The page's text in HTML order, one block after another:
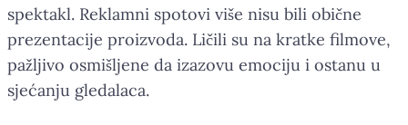
spektakl. Reklamni spotovi više nisu bili obične
prezentacije proizvoda. Ličili su na kratke filmove,
pažljivo osmišljene da izazovu emociju i ostanu u
sjećanju gledalaca.